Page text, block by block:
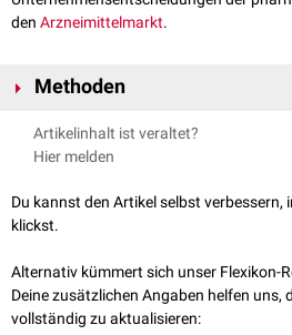
den Arzneimittelmarkt.
Methoden
Die Summe der einzelnen Marketing-
"Marketing-Mix". Hierzu zählen unter
Direktmarketing
e-Detailing
Im erweiterten Sinn kann auch die
Aktivität verstanden werden, da sie der
der Vorbereitung und Überprüfung von
Artikelinhalt ist veraltet?
Hier melden
Du kannst den Artikel selbst verbessern,
klickst.
Alternativ kümmert sich unser Flexikon-
Deine zusätzlichen Angaben helfen uns,
vollständig zu aktualisieren: